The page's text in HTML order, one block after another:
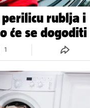
perilicu rublja i
će se dogoditi
1